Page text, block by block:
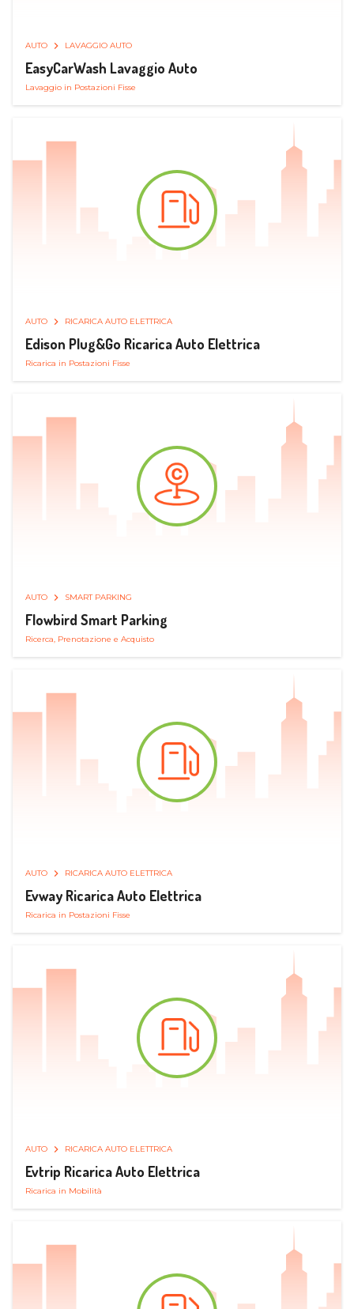
AUTO LAVAGGIO AUTO
EasyCarWash Lavaggio Auto
Lavaggio in Postazioni Fisse
AUTO RICARICA AUTO ELETTRICA
Edison Plug&Go Ricarica Auto Elettrica
Ricarica in Postazioni Fisse
AUTO SMART PARKING
Flowbird Smart Parking
Ricerca, Prenotazione e Acquisto
AUTO RICARICA AUTO ELETTRICA
Evway Ricarica Auto Elettrica
Ricarica in Postazioni Fisse
AUTO RICARICA AUTO ELETTRICA
Evtrip Ricarica Auto Elettrica
Ricarica in Mobilità